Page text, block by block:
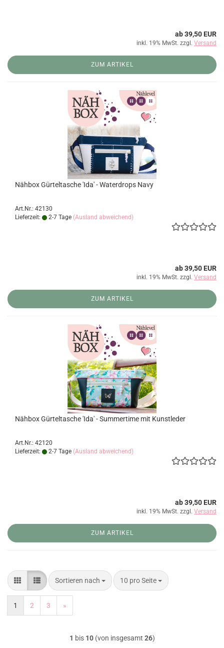
ab 39,50 EUR
inkl. 19% MwSt. zzgl. Versand
ZUM ARTIKEL
Nähbox Gürteltasche 'Ida' - Waterdrops Navy
Art.Nr.: 42130
Lieferzeit:
2-7 Tage (Ausland abweichend)
ab 39,50 EUR
inkl. 19% MwSt. zzgl. Versand
ZUM ARTIKEL
Nähbox Gürteltasche 'Ida' - Summertime mit Kunstleder
Art.Nr.: 42120
Lieferzeit:
2-7 Tage (Ausland abweichend)
ab 39,50 EUR
inkl. 19% MwSt. zzgl. Versand
ZUM ARTIKEL
Sortieren nach
Sortieren nach 10 pro Seite
pro Seite
1 2 3 »
1 bis 10(von insgesamt 26)